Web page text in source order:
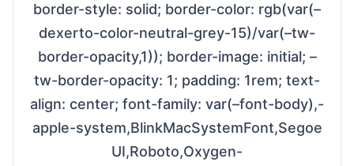
border-style: solid; border-color: rgb(var(–
dexerto-color-neutral-grey-15)/var(–tw-
border-opacity,1)); border-image: initial; –
tw-border-opacity: 1; padding: 1rem; text-
align: center; font-family: var(–font-body),-
apple-system,BlinkMacSystemFont,Segoe
UI,Roboto,Oxygen-